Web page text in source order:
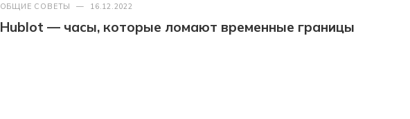
ОБЩИЕ СОВЕТЫ — 16.12.2022
Hublot — часы, которые ломают временные границы